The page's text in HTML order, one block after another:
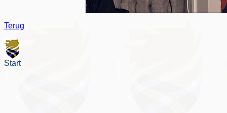
Terug
Start